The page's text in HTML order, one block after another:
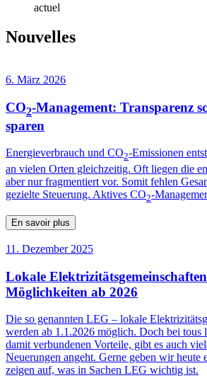
actuel
Nouvelles
6. März 2026
CO2-Management: Transparenz
sparen
Energieverbrauch und CO2-Emissionen
an vielen Orten gleichzeitig. Oft liegen die
aber nur fragmentiert vor. Somit fehlen
gezielte Steuerung. Aktives CO2-
En savoir plus
11. Dezember 2025
Lokale
Möglichkeiten ab 2026
Die so genannten LEG – lokale
werden ab 1.1.2026 möglich. Doch bei tous
damit verbundenen Vorteile, gibt es auch
Neuerungen angeht. Gerne geben wir heute
zeigen auf, was in Sachen LEG wichtig ist.